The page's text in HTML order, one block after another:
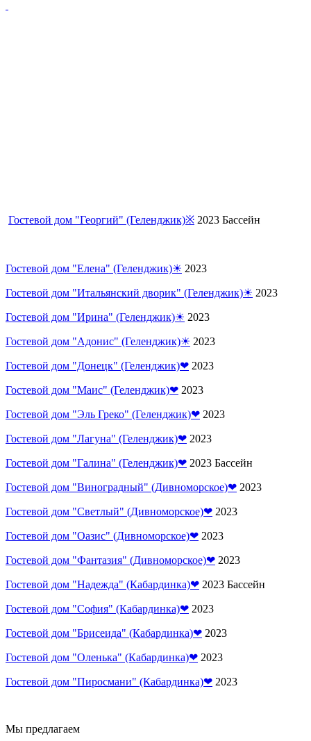
Гостевой дом "Георгий" (Геленджик)※ 2023 Бассейн
Гостевой дом "Елена" (Геленджик)☀ 2023
Гостевой дом "Итальянский дворик" (Геленджик)☀ 2023
Гостевой дом "Ирина" (Геленджик)☀ 2023
Гостевой дом "Адонис" (Геленджик)☀ 2023
Гостевой дом "Донецк" (Геленджик)❤ 2023
Гостевой дом "Маис" (Геленджик)❤ 2023
Гостевой дом "Эль Греко" (Геленджик)❤ 2023
Гостевой дом "Лагуна" (Геленджик)❤ 2023
Гостевой дом "Галина" (Геленджик)❤ 2023 Бассейн
Гостевой дом "Виноградный" (Дивноморское)❤ 2023
Гостевой дом "Светлый" (Дивноморское)❤ 2023
Гостевой дом "Оазис" (Дивноморское)❤ 2023
Гостевой дом "Фантазия" (Дивноморское)❤ 2023
Гостевой дом "Надежда" (Кабардинка)❤ 2023 Бассейн
Гостевой дом "София" (Кабардинка)❤ 2023
Гостевой дом "Брисеида" (Кабардинка)❤ 2023
Гостевой дом "Оленька" (Кабардинка)❤ 2023
Гостевой дом "Пиросмани" (Кабардинка)❤ 2023
Мы предлагаем